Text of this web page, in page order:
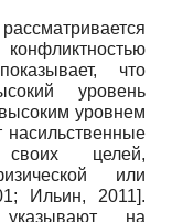
что
уровень
уровнем
насильственные
целей,
или
; Ильин, 2011].
на